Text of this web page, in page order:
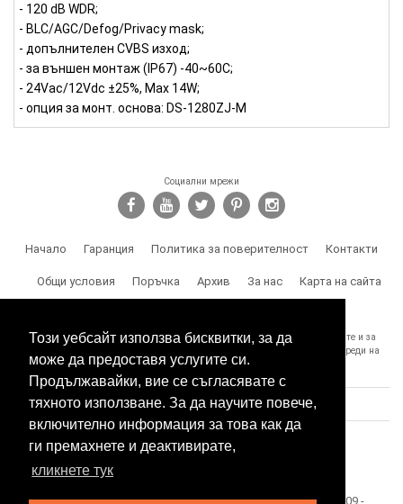
Този уебсайт използва бисквитки, за да
може да предоставя услугите си.
Продължавайки, вие се съгласявате с
тяхното използване. За да научите повече,
включително информация за това как да
ги премахнете и деактивирате,
кликнете тук
- 120 dB WDR;
- BLC/AGC/Defog/Privacy mask;
- допълнителен CVBS изход;
- за външен монтаж (IP67) -40~60C;
- 24Vac/12Vdc ±25%, Max 14W;
- опция за монт. основа: DS-1280ZJ-M
Социални мрежи
Начало Гаранция Политика за поверителност Контакти
Общи условия Поръчка Архив За нас Карта на сайта
SPY.BG Ви напомня, че носите отговорност за използването на продуктите и за
спазване на законите, както и за злоумишлени и незаконни действия, вреди на
трети лица и др.
Този сайт е собственост на БЕСТТЕХ ООД Copyright 2009 -